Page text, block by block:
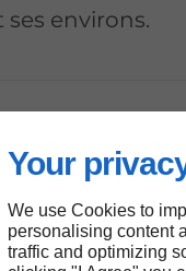
Your
We use Cookies to
personalising content
traffic and optimizing
environs.
le
votre